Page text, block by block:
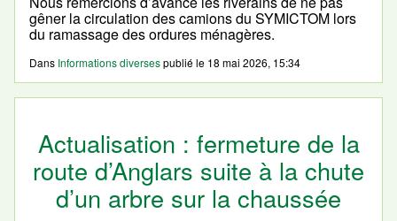
gêner la circulation des camions du SYMICTOM lors
du ramassage des ordures ménagères.
Dans Informations diversespublié le 18 mai 2026, 15:34
Actualisation : fermeture de la
route d’Anglars suite à la chute
d’un arbre sur la chaussée